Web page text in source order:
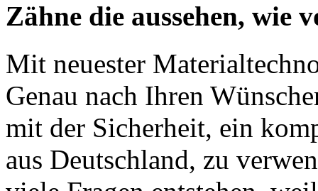
Zähne die aussehen, wie
Mit neuester
Genau nach Ihren
mit der Sicherheit, ein
aus Deutschland, zu